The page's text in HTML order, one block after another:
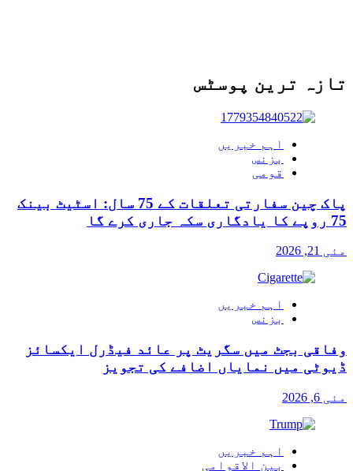
تازہ ترین پوسٹس
اہم خبریں
بزنس
قومی
پاک چین سفارتی تعلقات کے 75 سال: اسٹیٹ بینک
75 روپے کا یادگاری سکہ جاری کرے گا
مئی 21, 2026
اہم خبریں
بزنس
وفاقی بجٹ میں سگریٹ پر عائد فیڈرل ایکسائز
ڈیوٹی میں نمایاں اضافے کی تجویز
مئی 6, 2026
اہم خبریں
بین الاقوامی